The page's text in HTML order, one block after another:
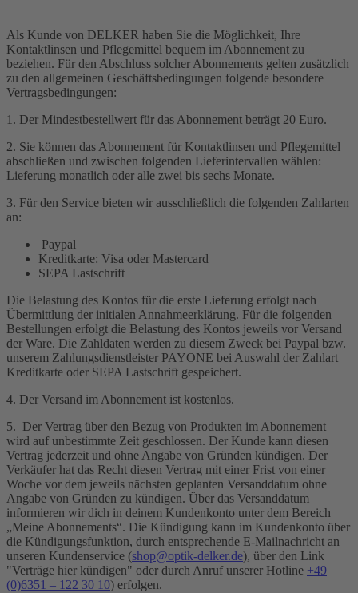
Als Kunde von DELKER haben Sie die Möglichkeit, Ihre
Kontaktlinsen und Pflegemittel bequem im Abonnement zu
beziehen. Für den Abschluss solcher Abonnements gelten zusätzlich
zu den allgemeinen Geschäftsbedingungen folgende besondere
Vertragsbedingungen:
1. Der Mindestbestellwert für das Abonnement beträgt 20 Euro.
2. Sie können das Abonnement für Kontaktlinsen und Pflegemittel
abschließen und zwischen folgenden Lieferintervallen wählen:
Lieferung monatlich oder alle zwei bis sechs Monate.
3. Für den Service bieten wir ausschließlich die folgenden Zahlarten
an:
Paypal
Kreditkarte: Visa oder Mastercard
SEPA Lastschrift
Die Belastung des Kontos für die erste Lieferung erfolgt nach
Übermittlung der initialen Annahmeerklärung. Für die folgenden
Bestellungen erfolgt die Belastung des Kontos jeweils vor Versand
der Ware. Die Zahldaten werden zu diesem Zweck bei Paypal bzw.
unserem Zahlungsdienstleister PAYONE bei Auswahl der Zahlart
Kreditkarte oder SEPA Lastschrift gespeichert.
4. Der Versand im Abonnement ist kostenlos.
5. Der Vertrag über den Bezug von Produkten im Abonnement
wird auf unbestimmte Zeit geschlossen. Der Kunde kann diesen
Vertrag jederzeit und ohne Angabe von Gründen kündigen. Der
Verkäufer hat das Recht diesen Vertrag mit einer Frist von einer
Woche vor dem jeweils nächsten geplanten Versanddatum ohne
Angabe von Gründen zu kündigen. Über das Versanddatum
informieren wir dich in deinem Kundenkonto unter dem Bereich
„Meine Abonnements“. Die Kündigung kann im Kundenkonto über
die Kündigungsfunktion, durch entsprechende E-Mailnachricht an
unseren Kundenservice (shop@optik-delker.de), über den Link
"Verträge hier kündigen" oder durch Anruf unserer Hotline +49
(0)6351 – 122 30 10) erfolgen.